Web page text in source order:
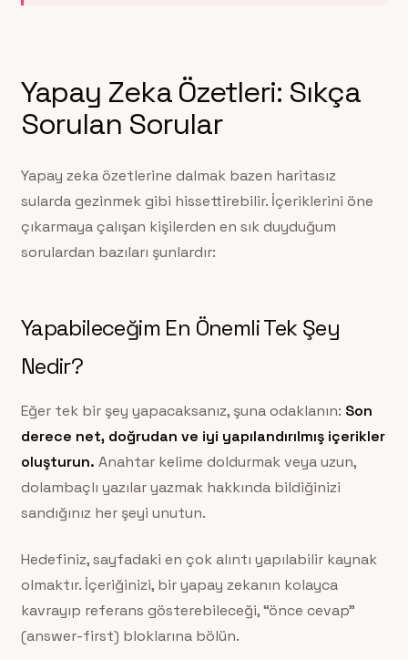
Yapay Zeka Özetleri: Sıkça
Sorulan Sorular
Yapay zeka özetlerine dalmak bazen haritasız
sularda gezinmek gibi hissettirebilir. İçeriklerini öne
çıkarmaya çalışan kişilerden en sık duyduğum
sorulardan bazıları şunlardır:
Yapabileceğim En Önemli Tek Şey
Nedir?
Eğer tek bir şey yapacaksanız, şuna odaklanın: Son
derece net, doğrudan ve iyi yapılandırılmış içerikler
oluşturun. Anahtar kelime doldurmak veya uzun,
dolambaçlı yazılar yazmak hakkında bildiğinizi
sandığınız her şeyi unutun.
Hedefiniz, sayfadaki en çok alıntı yapılabilir kaynak
olmaktır. İçeriğinizi, bir yapay zekanın kolayca
kavrayıp referans gösterebileceği, “önce cevap”
(answer-first) bloklarına bölün.